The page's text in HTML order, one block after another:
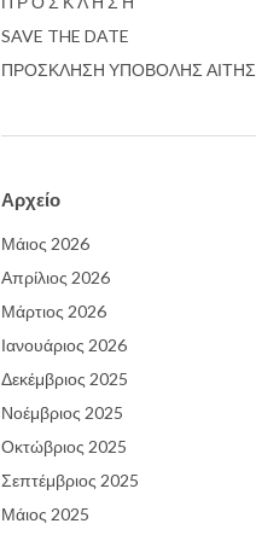
SAVE THE DATE
ΠΡΟΣΚΛΗΣΗ ΥΠΟΒΟΛΗΣ
Αρχείο
Μάιος 2026
Απρίλιος 2026
Μάρτιος 2026
Ιανουάριος 2026
Δεκέμβριος 2025
Νοέμβριος 2025
Οκτώβριος 2025
Σεπτέμβριος 2025
Μάιος 2025